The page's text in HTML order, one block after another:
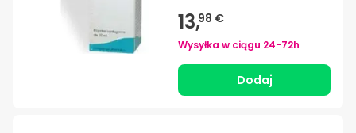
13,98 €
Wysyłka w ciągu 24-72h
Dodaj